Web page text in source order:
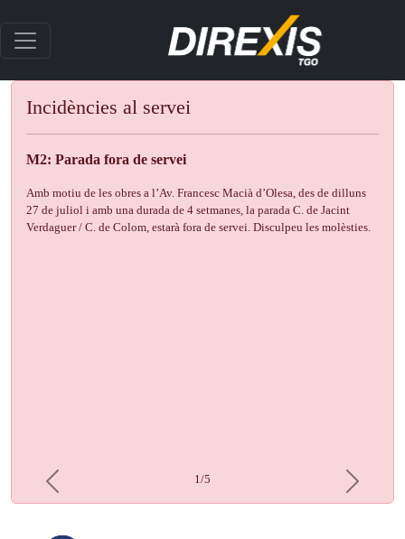
Incidències al servei
M2: Parada fora de servei
Amb motiu de les obres a l’Av. Francesc Macià d’Olesa, des de dilluns
27 de juliol i amb una durada de 4 setmanes, la parada C. de Jacint
Verdaguer / C. de Colom, estarà fora de servei. Disculpeu les molèsties.
1/5
Previous Next